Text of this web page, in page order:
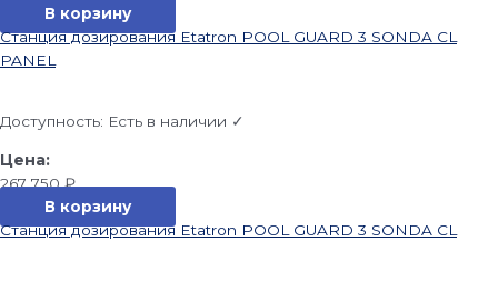
В корзину
Станция дозирования Etatron POOL GUARD 3 SONDA CL
PANEL
Доступность: Есть в наличии ✓
267 750₽
В корзину
Станция дозирования Etatron POOL GUARD 3 SONDA CL